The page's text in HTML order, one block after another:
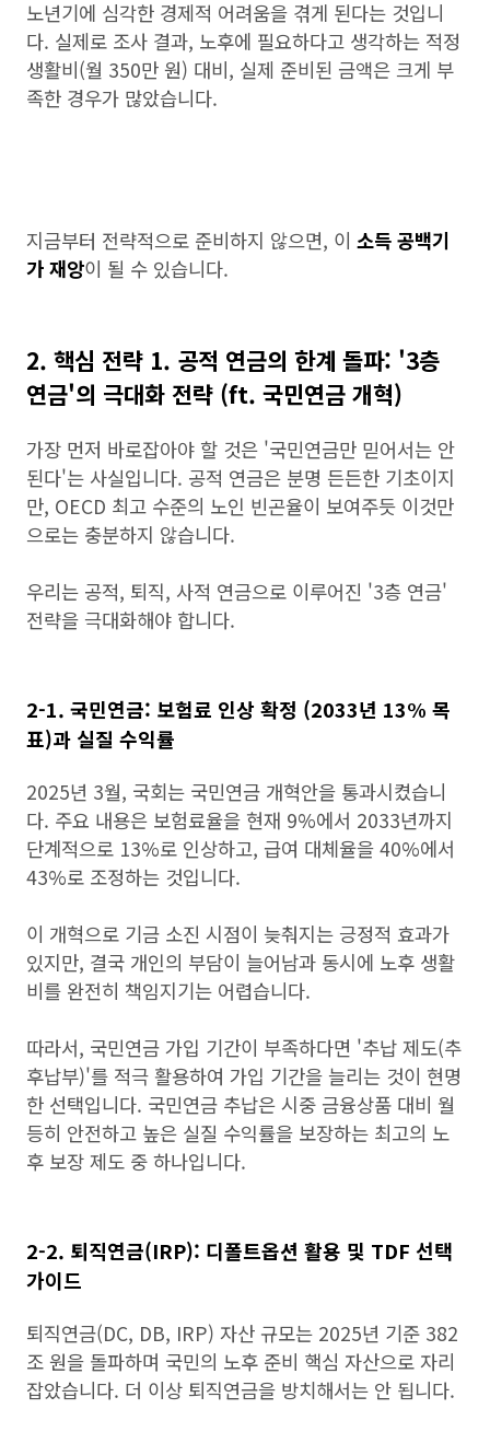
노년기에 심각한 경제적 어려움을 겪게 된다는 것입니
다. 실제로 조사 결과, 노후에 필요하다고 생각하는 적정
생활비(월 350만 원) 대비, 실제 준비된 금액은 크게 부
족한 경우가 많았습니다.
지금부터 전략적으로 준비하지 않으면, 이 소득 공백기
가 재앙이 될 수 있습니다.
2. 핵심 전략 1. 공적 연금의 한계 돌파: '3층
연금'의 극대화 전략 (ft. 국민연금 개혁)
가장 먼저 바로잡아야 할 것은 '국민연금만 믿어서는 안
된다'는 사실입니다. 공적 연금은 분명 든든한 기초이지
만, OECD 최고 수준의 노인 빈곤율이 보여주듯 이것만
으로는 충분하지 않습니다.
우리는 공적, 퇴직, 사적 연금으로 이루어진 '3층 연금'
전략을 극대화해야 합니다.
2-1. 국민연금: 보험료 인상 확정 (2033년 13% 목
표)과 실질 수익률
2025년 3월, 국회는 국민연금 개혁안을 통과시켰습니
다. 주요 내용은 보험료율을 현재 9%에서 2033년까지
단계적으로 13%로 인상하고, 급여 대체율을 40%에서
43%로 조정하는 것입니다.
이 개혁으로 기금 소진 시점이 늦춰지는 긍정적 효과가
있지만, 결국 개인의 부담이 늘어남과 동시에 노후 생활
비를 완전히 책임지기는 어렵습니다.
따라서, 국민연금 가입 기간이 부족하다면 '추납 제도(추
후납부)'를 적극 활용하여 가입 기간을 늘리는 것이 현명
한 선택입니다. 국민연금 추납은 시중 금융상품 대비 월
등히 안전하고 높은 실질 수익률을 보장하는 최고의 노
후 보장 제도 중 하나입니다.
2-2. 퇴직연금(IRP): 디폴트옵션 활용 및 TDF 선택
가이드
퇴직연금(DC, DB, IRP) 자산 규모는 2025년 기준 382
조 원을 돌파하며 국민의 노후 준비 핵심 자산으로 자리
잡았습니다. 더 이상 퇴직연금을 방치해서는 안 됩니다.